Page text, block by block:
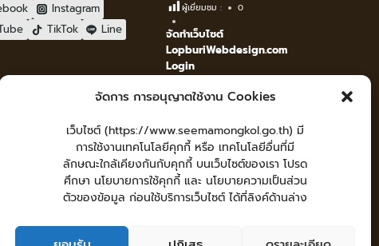
จัดการ การอนุญาตใช้งาน Cookies
เว็บไซต์ (https://www.seemamongkol.go.th) มี
การใช้งานเทคโนโลยีคุกกี้ หรือ เทคโนโลยีอื่นที่มี
ลักษณะใกล้เคียงกันกับคุกกี้ บนเว็บไซต์ของเรา โปรด
ศึกษา นโยบายการใช้คุกกี้ และ นโยบายความเป็นส่วน
ตัวของข้อมูล ก่อนใช้บริการเว็บไซต์ ได้ที่ลิงค์ด้านล่าง
Instagram
TikTok Line
ผู้เยี่ยมชม : 0
จัดทำเว็บไซต์
LopburiWebdesign.com
Login
ล คู่มือประชาชน แผนผังเว็บไซต์